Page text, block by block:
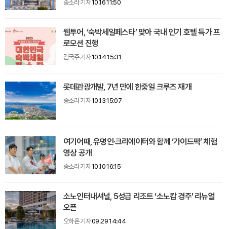
송소라 기자10.16 11:50
웹투어, ‘숙박세일페스타’ 맞아 국내 인기 호텔 특가 프
로모션 진행
김국주 기자10.14 15:31
롯데관광개발, 7년 만에 한중일 크루즈 재개
송소라 기자10.13 15:07
여기어때, 유명인·크리에이터와 함께 ‘가이드팩’ 체험
영상 공개
송소라 기자10.10 16:15
소노인터내셔널, 5성급 리조트 ‘소노캄 경주’ 리뉴얼
오픈
오하은 기자09.29 14:44